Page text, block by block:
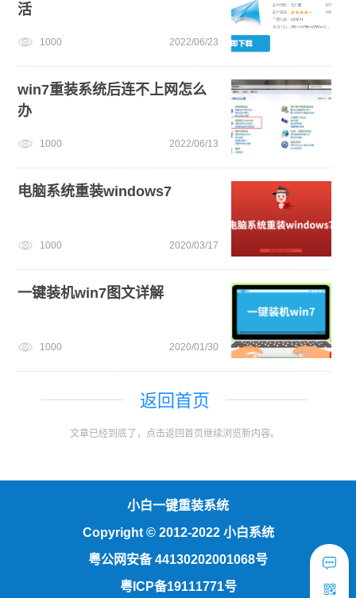
活
1000 2022/06/23
win7重装系统后连不上网怎么
办
1000 2022/06/13
电脑系统重装windows7
1000 2020/03/17
一键装机win7图文详解
1000 2020/01/30
返回首页
文章已经到底了，点击返回首页继续浏览新内容。
小白一键重装系统
Copyright ©2012-2022 小白系统
粤公网安备 44130202001068号
粤ICP备19111771号